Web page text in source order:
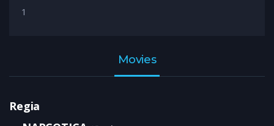
1
Movies
Regia